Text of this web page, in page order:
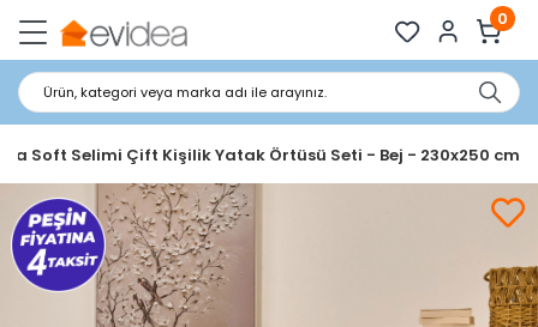
0
Ürün, kategori veya marka adı ile arayınız.
Soft Selimi Çift Kişilik Yatak Örtüsü Seti - Bej - 230x250 cm